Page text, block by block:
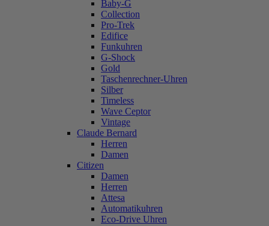
Baby-G
Collection
Pro-Trek
Edifice
Funkuhren
G-Shock
Gold
Taschenrechner-Uhren
Silber
Timeless
Wave Ceptor
Vintage
Claude Bernard
Herren
Damen
Citizen
Damen
Herren
Attesa
Automatikuhren
Eco-Drive Uhren